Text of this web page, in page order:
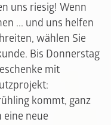
uns riesig! Wenn
... und uns helfen
wählen Sie
Bis Donnerstag
mit
kommt, ganz
eine neue